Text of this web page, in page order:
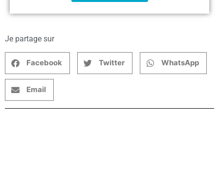
Je partage sur
Facebook Twitter WhatsApp
Email